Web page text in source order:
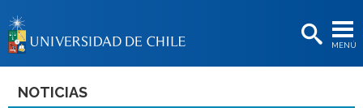
MENÚ
BIBLIOTECAS
NOTICIAS